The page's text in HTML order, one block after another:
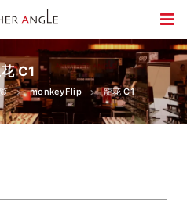
C1
monkeyFlip 龍花 C1